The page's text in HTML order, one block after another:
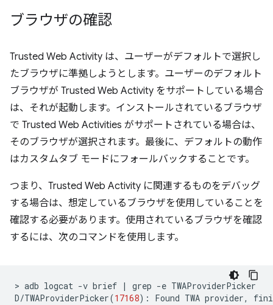
ブラウザの確認
Trusted Web Activity は、ユーザーがデフォルトで選択し
たブラウザに準拠しようとします。ユーザーのデフォルト
ブラウザが Trusted Web Activity をサポートしている場合
は、それが起動します。インストールされているブラウザ
で Trusted Web Activities がサポートされている場合は、
そのブラウザが選択されます。最後に、デフォルトの動作
はカスタムタブ モードにフォールバックすることです。
つまり、Trusted Web Activity に関連するものをデバッグ
する場合は、想定しているブラウザを使用していることを
確認する必要があります。使用されているブラウザを確認
するには、次のコマンドを使用します。
> adb logcat -v brief | grep -e TWAProviderPicker
D/TWAProviderPicker(17168) : Found TWA provider,